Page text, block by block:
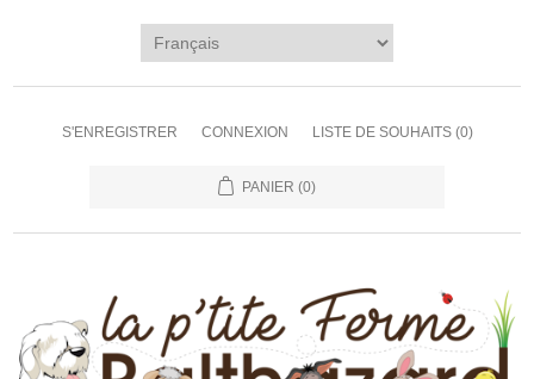
S'ENREGISTRER CONNEXION LISTE DE SOUHAITS (0)
PANIER (0)